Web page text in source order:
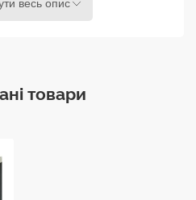
легкого алюмінієвого
рухомі майданчики
весь опис
товари